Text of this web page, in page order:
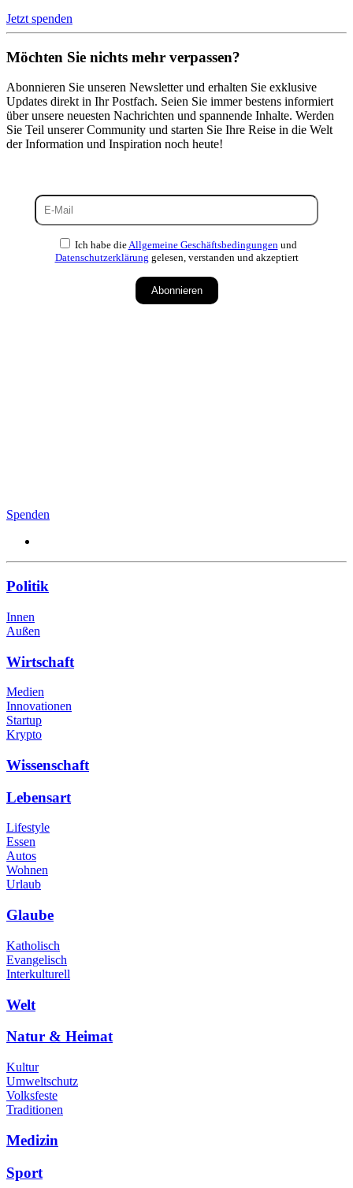
Jetzt spenden
Möchten Sie nichts mehr verpassen?
Abonnieren Sie unseren Newsletter und erhalten Sie exklusive
Updates direkt in Ihr Postfach. Seien Sie immer bestens informiert
über unsere neuesten Nachrichten und spannende Inhalte. Werden
Sie Teil unserer Community und starten Sie Ihre Reise in die Welt
der Information und Inspiration noch heute!
Ich habe die Allgemeine Geschäftsbedingungen und
Datenschutzerklärung gelesen, verstanden und akzeptiert
Abonnieren
Spenden
Politik
Innen
Außen
Wirtschaft
Medien
Innovationen
Startup
Krypto
Wissenschaft
Lebensart
Lifestyle
Essen
Autos
Wohnen
Urlaub
Glaube
Katholisch
Evangelisch
Interkulturell
Welt
Natur & Heimat
Kultur
Umweltschutz
Volksfeste
Traditionen
Medizin
Sport